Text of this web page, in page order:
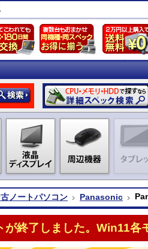
ノートパソコン Panasonic
終了しました。Win11各